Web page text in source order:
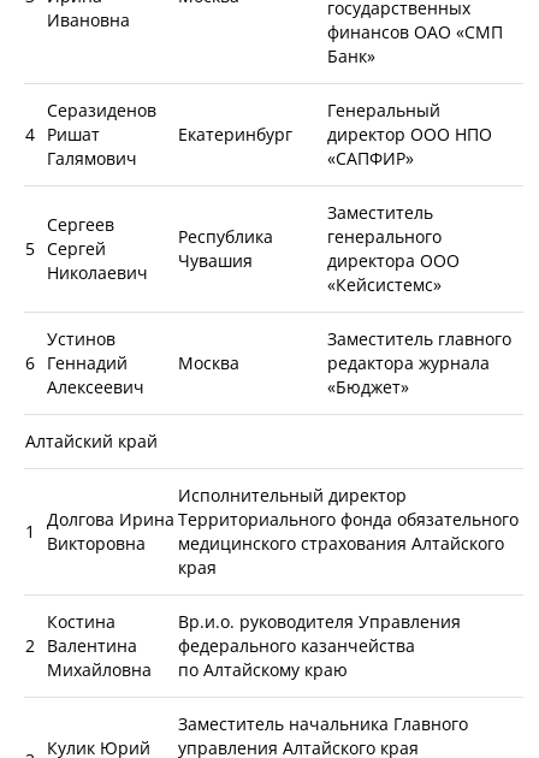
Ивановна
государственных
финансов ОАО «СМП
Банк»
4
Серазиденов
Ришат
Галямович
Екатеринбург
Генеральный
директор ООО НПО
«САПФИР»
5
Сергеев
Сергей
Николаевич
Республика
Чувашия
Заместитель
генерального
директора ООО
«Кейсистемс»
6
Устинов
Геннадий
Алексеевич
Москва
Заместитель главного
редактора журнала
«Бюджет»
Алтайский край
1
Долгова Ирина
Викторовна
Исполнительный директор
Территориального фонда обязательного
медицинского страхования Алтайского
края
2
Костина
Валентина
Михайловна
Вр.и.о. руководителя Управления
федерального казанчейства
по Алтайскому краю
Кулик Юрий
Заместитель начальника Главного
управления Алтайского края